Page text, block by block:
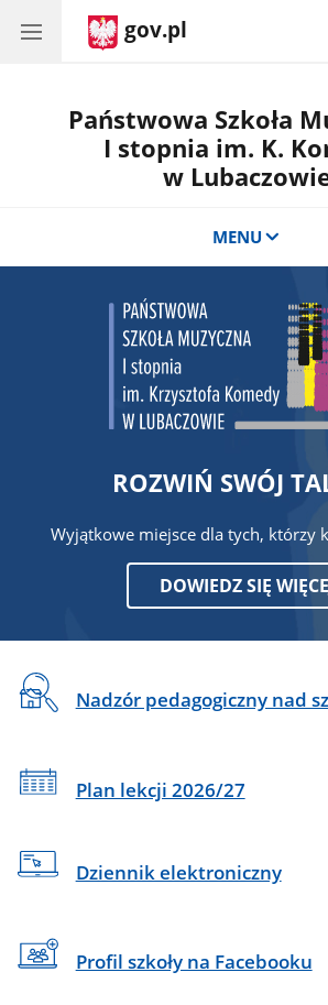
gov.pl
Państwowa Szkoła
I stopnia im. K.
w
MENU
ROZWIŃ SWÓJ
Wyjątkowe miejsce dla tych, którzy
DOWIEDZ SIĘ
CSS
Baner
REKRUTACJA
Na
skróty
Nadzór pedagogiczny nad
Plan lekcji 2026/27
Dziennik elektroniczny
Profil szkoły na Facebooku